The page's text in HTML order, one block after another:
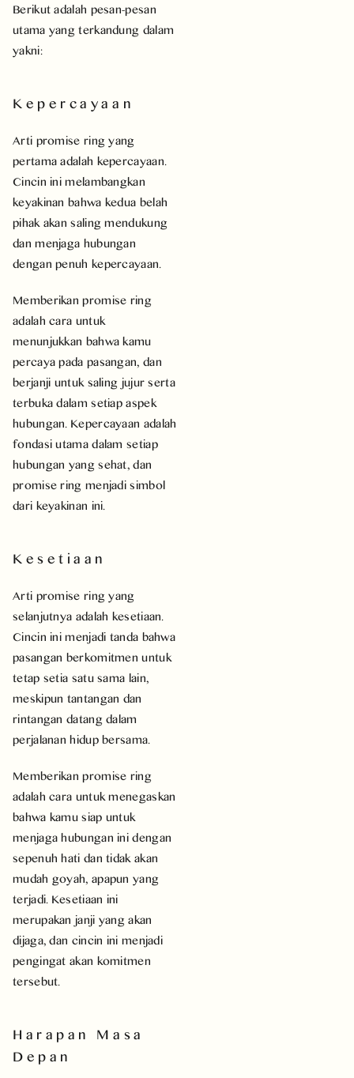
Berikut adalah pesan-pesan
utama yang terkandung dalam
yakni:
Kepercayaan
Arti promise ring yang
pertama adalah kepercayaan.
Cincin ini melambangkan
keyakinan bahwa kedua belah
pihak akan saling mendukung
dan menjaga hubungan
dengan penuh kepercayaan.
Memberikan promise ring
adalah cara untuk
menunjukkan bahwa kamu
percaya pada pasangan, dan
berjanji untuk saling jujur serta
terbuka dalam setiap aspek
hubungan. Kepercayaan adalah
fondasi utama dalam setiap
hubungan yang sehat, dan
promise ring menjadi simbol
dari keyakinan ini.
Kesetiaan
Arti promise ring yang
selanjutnya adalah kesetiaan.
Cincin ini menjadi tanda bahwa
pasangan berkomitmen untuk
tetap setia satu sama lain,
meskipun tantangan dan
rintangan datang dalam
perjalanan hidup bersama.
Memberikan promise ring
adalah cara untuk menegaskan
bahwa kamu siap untuk
menjaga hubungan ini dengan
sepenuh hati dan tidak akan
mudah goyah, apapun yang
terjadi. Kesetiaan ini
merupakan janji yang akan
dijaga, dan cincin ini menjadi
pengingat akan komitmen
tersebut.
Harapan Masa
Depan